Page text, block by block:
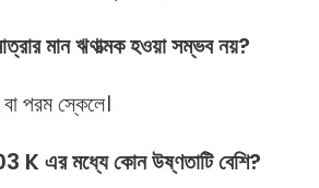
মান ঋণাত্মক হওয়া সম্ভব নয়?
পরম স্কেলে।
K এর মধ্যে কোন উষ্ণতাটি বেশি?